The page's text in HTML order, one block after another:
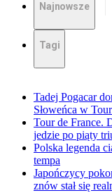
Najnowsze
Tagi
Tadej Pogacar
Słoweńca w
Tour de France.
jedzie po piąty
Polska legenda
tempa
Japończycy
znów stał się